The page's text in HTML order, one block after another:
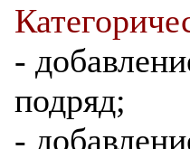
-
подряд;
-